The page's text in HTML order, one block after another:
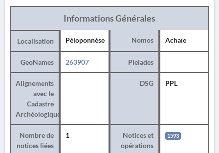
Informations Générales
Localisation Péloponnèse Nomos Achaïe
GeoNames 263907 Pleiades
Alignements
avec le
Cadastre
Archéologique
DSG PPL
Nombre de
notices liées
1
Notices et
opérations
1593